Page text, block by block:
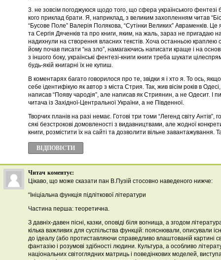
3. не зовсім погоджуюся щодо того, що сфера українського фентезі
кого приклад брати. Я, наприклад, з великим захопленням читав
“Бусове Поле” Валерія Полякова, “Сутінки Великих” Авраменків.
та Сергія Дяченків та про книги, яким, на жаль, зараз не пригадаю
надихнули на створення власних текстів. Хоча останньою краплею
йому почав писати “на зло”, намагаючись написати краще і на основі
з іншого боку, українські фентезі-книги книги треба шукати
будь-якій книгарні їх не купиш.
В коментарях багато говорилося про те, звідки я і хто я. То ось,
себе ідентифікую як автор з міста Стрия. Так, жив вісім років в
написав “Появу чародія”, але написав як Стриянин, а не Одесит. І
читача із Західної-Центральної України, а не Південної.
Творчих планів на разі немає. Готові три томи “Легенд світу Антів”,
сякі безстрокові домовленості з видавництвами, але жодної
книги, розмістити їх на сайті та дозволити вільне завантажування.
ВІДПОВІCТИ
Читач коментує:
Цікаво, що може сказати пан В.Пузій стосовно наведеного нижче:
“Ініціальна функція підліткової літератури
Частина перша: теоретична.
З давніх-давен пісні, казки, оповіді біля вогнища, а згодом
кілька важливих для суспільства функцій: пояснювали, описували
до ідеалу (або протиставляючи справедливо влаштованій картині
фантазію і розумові здібності людини. Культура, а особливо
національних світоглядних матриць і поведінкових моделей,